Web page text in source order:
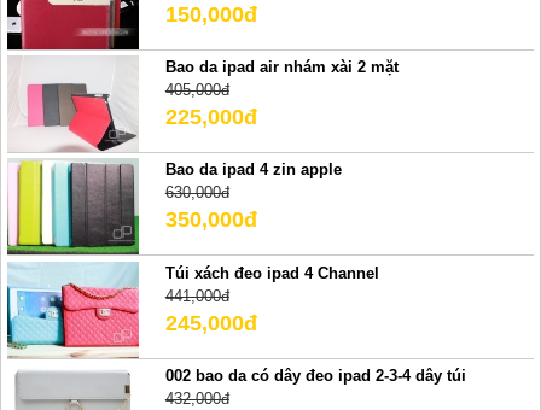
150,000đ
Bao da ipad air nhám xài 2 mặt
405,000đ
225,000đ
Bao da ipad 4 zin apple
630,000đ
350,000đ
Túi xách đeo ipad 4 Channel
441,000đ
245,000đ
002 bao da có dây đeo ipad 2-3-4 dây túi
432,000đ